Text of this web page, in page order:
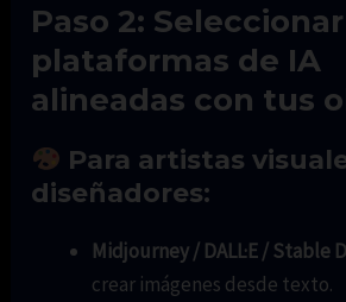
Paso 2: Seleccionar
plataformas de IA
alineadas con tus
Para artistas
diseñadores:
Midjourney / DALL·E / Stable
crear imágenes desde texto.